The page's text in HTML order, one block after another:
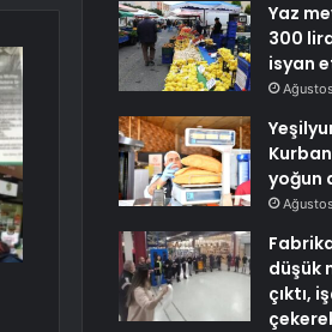
Yaz
300
isyan
yoğun
düşük
çıktı,